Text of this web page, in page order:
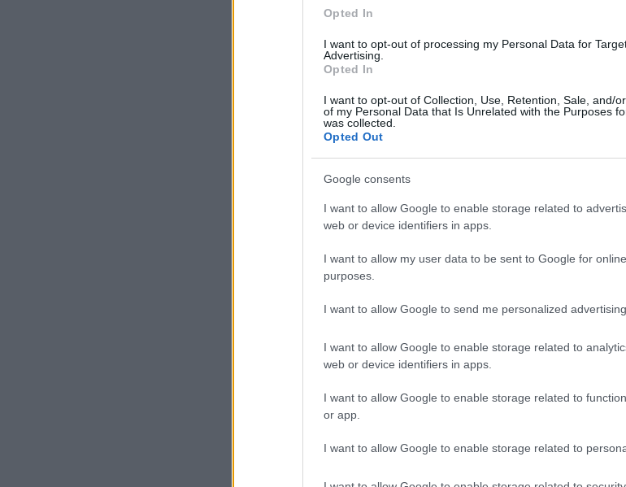
Opted In
I want to opt-out of processing my Personal Data for
Advertising.
Opted In
I want to opt-out of Collection, Use, Retention, Sale, and/
of my Personal Data that Is Unrelated with the Purposes
was collected.
Opted Out
Google consents
I want to allow Google to enable storage related to
web or device identifiers in apps.
I want to allow my user data to be sent to Google for
purposes.
I want to allow Google to send me personalized advertising.
I want to allow Google to enable storage related to
web or device identifiers in apps.
I want to allow Google to enable storage related to
or app.
I want to allow Google to enable storage related to